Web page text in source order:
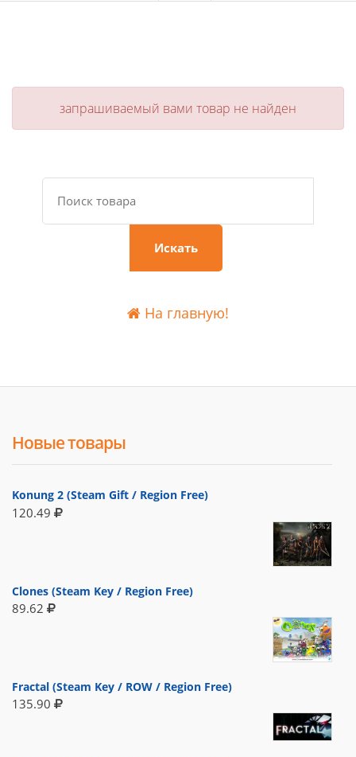
запрашиваемый вами товар не найден
Искать
На главную!
Новые товары
Konung 2 (Steam Gift / Region Free)
120.49
Clones (Steam Key / Region Free)
89.62
Fractal (Steam Key / ROW / Region Free)
135.90